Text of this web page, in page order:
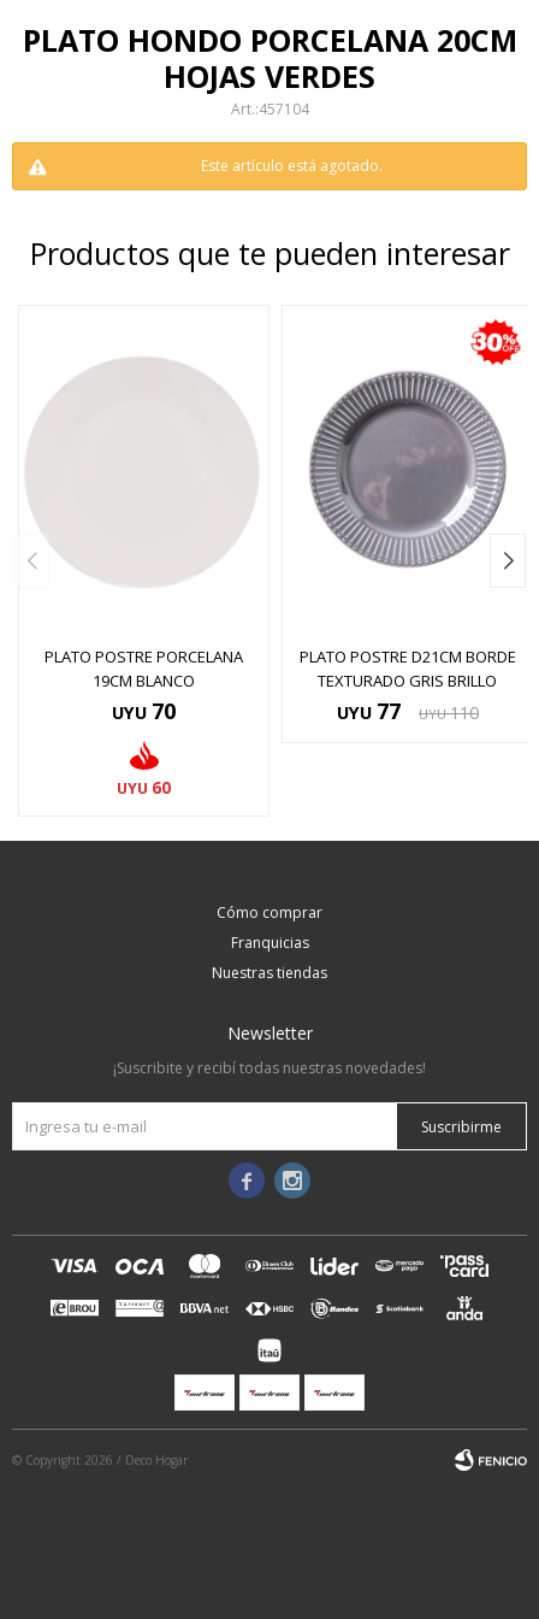
PLATO HONDO PORCELANA 20CM
HOJAS VERDES
457104
Este artículo está agotado.
Productos que te pueden interesar
PLATO POSTRE PORCELANA
19CM BLANCO
UYU 70
UYU 60
PLATO POSTRE D21CM BORDE
TEXTURADO GRIS BRILLO
UYU 77 UYU 110
Cómo comprar
Franquicias
Nuestras tiendas
Newsletter
¡Suscribite y recibí todas nuestras novedades!
Suscribirme
 
© Copyright 2026 / Deco Hogar